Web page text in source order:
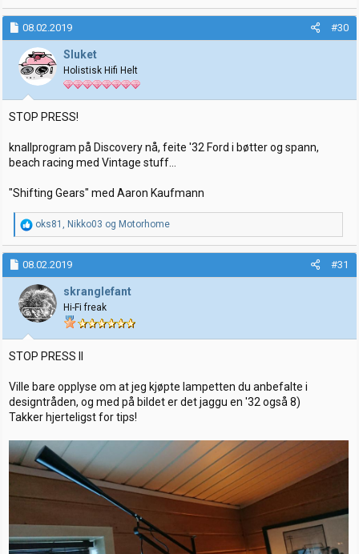
08.02.2019 #30
Sluket
Holistisk Hifi Helt
STOP PRESS!
knallprogram på Discovery nå, feite '32 Ford i bøtter og spann,
beach racing med Vintage stuff...
"Shifting Gears" med Aaron Kaufmann
R
e
a
k
j
o
n
e
r
:
oks81 Nikko03 og Motorhome
08.02.2019 #31
skranglefant
Hi-Fi freak
STOP PRESS II
Ville bare opplyse om at jeg kjøpte lampetten du anbefalte i
designtråden, og med på bildet er det jaggu en '32 også 8)
Takker hjerteligst for tips!